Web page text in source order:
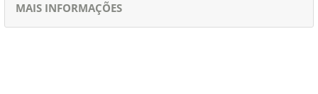
MAIS INFORMAÇÕES